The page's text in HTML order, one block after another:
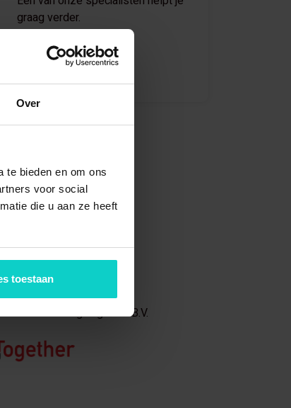
Over
te bieden en om ons
voor social
die u aan ze heeft
toestaan
graag verder.
[email protected]
van Trading Together B.V.